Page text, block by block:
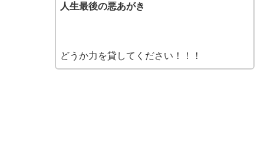
人生最後の悪あがき
どうか力を貸してください！！！